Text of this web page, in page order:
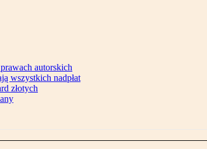
autorskich
wszystkich nadpłat
złotych